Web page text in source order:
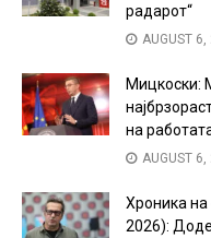
радарот“
AUGUST
Мицкоски:
на
AUGUST
Хроника
2026):